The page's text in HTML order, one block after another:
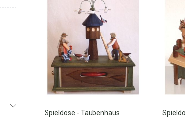
Spieldose - Taubenhaus